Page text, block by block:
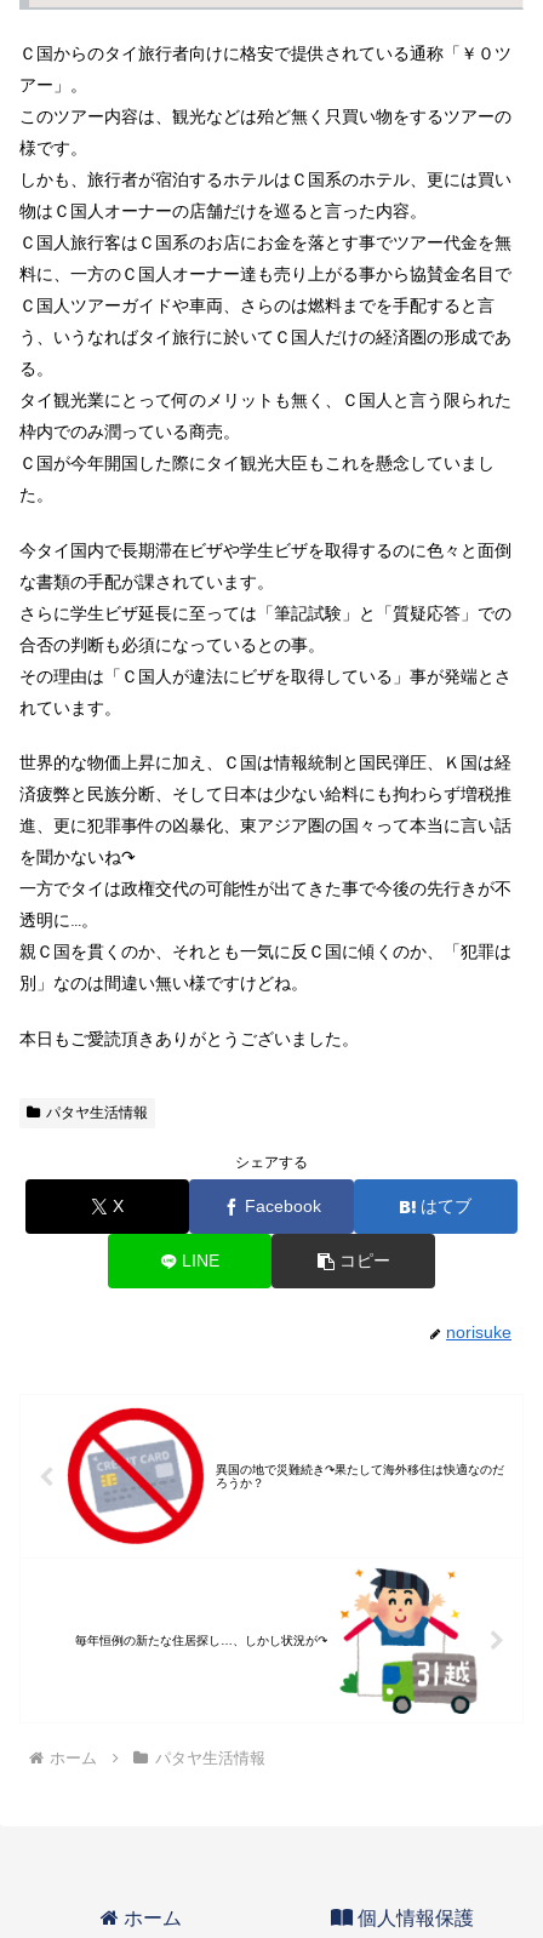
Ｃ国からのタイ旅行者向けに格安で提供されている通称「￥０ツ
アー」。
このツアー内容は、観光などは殆ど無く只買い物をするツアーの
様です。
しかも、旅行者が宿泊するホテルはＣ国系のホテル、更には買い
物はＣ国人オーナーの店舗だけを巡ると言った内容。
Ｃ国人旅行客はＣ国系のお店にお金を落とす事でツアー代金を無
料に、一方のＣ国人オーナー達も売り上がる事から協賛金名目で
Ｃ国人ツアーガイドや車両、さらのは燃料までを手配すると言
う、いうなればタイ旅行に於いてＣ国人だけの経済圏の形成であ
る。
タイ観光業にとって何のメリットも無く、Ｃ国人と言う限られた
枠内でのみ潤っている商売。
Ｃ国が今年開国した際にタイ観光大臣もこれを懸念していまし
た。
今タイ国内で長期滞在ビザや学生ビザを取得するのに色々と面倒
な書類の手配が課されています。
さらに学生ビザ延長に至っては「筆記試験」と「質疑応答」での
合否の判断も必須になっているとの事。
その理由は「Ｃ国人が違法にビザを取得している」事が発端とさ
れています。
世界的な物価上昇に加え、Ｃ国は情報統制と国民弾圧、Ｋ国は経
済疲弊と民族分断、そして日本は少ない給料にも拘わらず増税推
進、更に犯罪事件の凶暴化、東アジア圏の国々って本当に言い話
を聞かないね↷
一方でタイは政権交代の可能性が出てきた事で今後の先行きが不
透明に…。
親Ｃ国を貫くのか、それとも一気に反Ｃ国に傾くのか、「犯罪は
別」なのは間違い無い様ですけどね。
本日もご愛読頂きありがとうございました。
パタヤ生活情報
シェアする
X Facebook はてブ
LINE コピー
norisuke
異国の地で災難続き↷果たして海外移住は快適なのだ
ろうか？
毎年恒例の新たな住居探し…、しかし状況が↷
ホーム パタヤ生活情報
ホーム 個人情報保護